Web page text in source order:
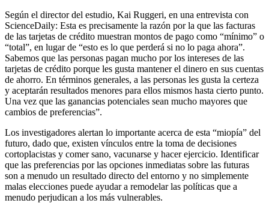
Según el director del estudio, Kai Ruggeri, en una entrevista con
ScienceDaily: Esta es precisamente la razón por la que las facturas
de las tarjetas de crédito muestran montos de pago como “mínimo” o
“total”, en lugar de “esto es lo que perderá si no lo paga ahora”.
Sabemos que las personas pagan mucho por los intereses de las
tarjetas de crédito porque les gusta mantener el dinero en sus cuentas
de ahorro. En términos generales, a las personas les gusta la certeza
y aceptarán resultados menores para ellos mismos hasta cierto punto.
Una vez que las ganancias potenciales sean mucho mayores que
cambios de preferencias”.
Los investigadores alertan lo importante acerca de esta “miopía” del
futuro, dado que, existen vínculos entre la toma de decisiones
cortoplacistas y comer sano, vacunarse y hacer ejercicio. Identificar
que las preferencias por las opciones inmediatas sobre las futuras
son a menudo un resultado directo del entorno y no simplemente
malas elecciones puede ayudar a remodelar las políticas que a
menudo perjudican a los más vulnerables.